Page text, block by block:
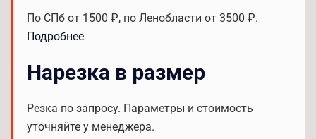
По СПб от 1500 ₽, по Ленобласти от 3500 ₽.
Подробнее
Нарезка в размер
Резка по запросу. Параметры и стоимость
уточняйте у менеджера.